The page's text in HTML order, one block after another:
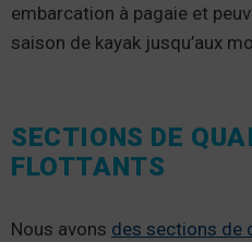
embarcation à pagaie et
saison de kayak jusqu’aux
SECTIONS DE
FLOTTANTS
Nous avons des sections de